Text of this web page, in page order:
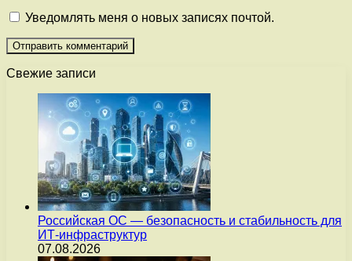
Уведомлять меня о новых записях почтой.
Свежие записи
Российская ОС — безопасность и стабильность для
ИТ-инфраструктур
07.08.2026